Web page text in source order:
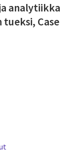
analytiikka
Case